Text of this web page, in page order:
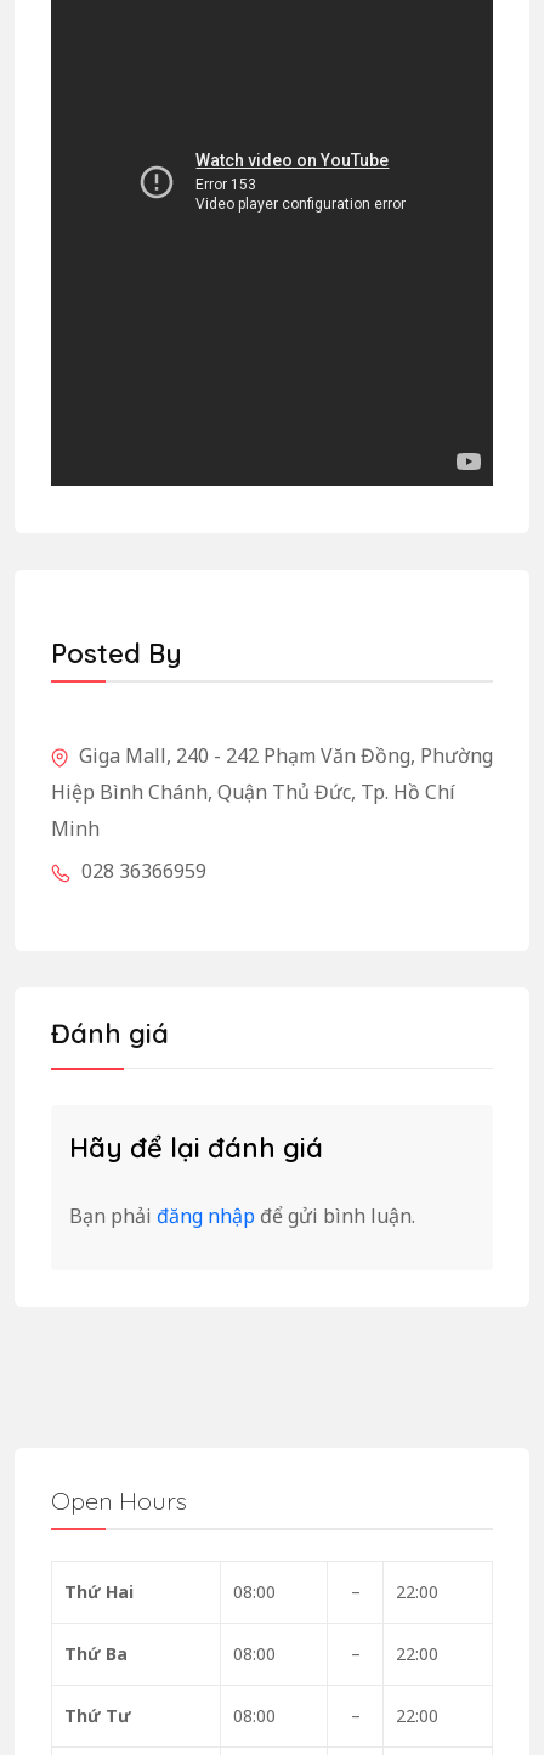
Posted By
Giga Mall, 240 - 242 Phạm Văn Đồng, Phường
Hiệp Bình Chánh, Quận Thủ Đức, Tp. Hồ Chí
Minh
028 36366959
Đánh giá
Hãy để lại đánh giá
Bạn phải đăng nhập để gửi bình luận.
Open Hours
Thứ Hai 08:00 – 22:00
Thứ Ba 08:00 – 22:00
Thứ Tư 08:00 – 22:00